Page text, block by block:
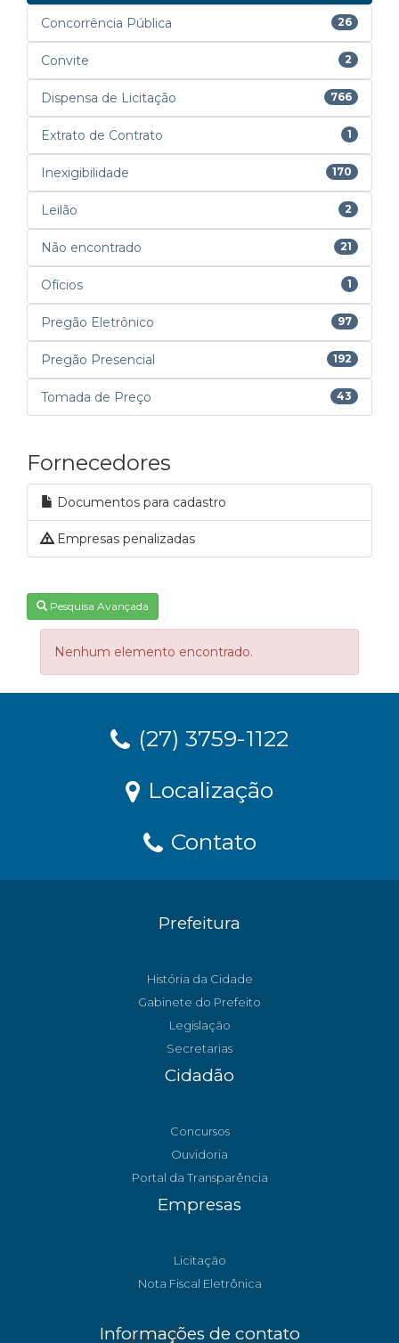
Concorrência Pública 26
Convite 2
Dispensa de Licitação 766
Extrato de Contrato 1
Inexigibilidade 170
Leilão 2
Não encontrado 21
Ofícios 1
Pregão Eletrônico 97
Pregão Presencial 192
Tomada de Preço 43
Fornecedores
Documentos para cadastro
Empresas penalizadas
Pesquisa Avançada
Nenhum elemento encontrado.
(27) 3759-1122
Localização
Contato
Prefeitura
História da Cidade
Gabinete do Prefeito
Legislação
Secretarias
Cidadão
Concursos
Ouvidoria
Portal da Transparência
Empresas
Licitação
Nota Fiscal Eletrônica
Informações de contato